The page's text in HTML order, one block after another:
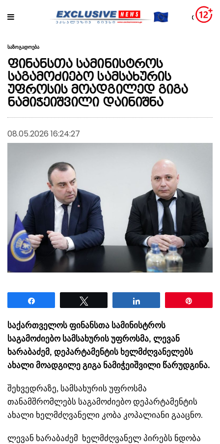
საზოგადოება
ფინანსთა სამინისტროს
საგამოძიებო სამსახურის
უფროსის მოადგილედ გიგა
ნამიჭეიშვილი დაინიშნა
08.05.2026 16:24:27
საქართველოს ფინანსთა სამინისტროს
საგამოძიებო სამსახურის უფროსმა, ლევან
ხარაბაძემ, დეპარტამენტის ხელმძღვანელებს
ახალი მოადგილე გიგა ნამიჭეიშვილი წარუდგინა.
შეხვედრაზე, სამსახურის უფროსმა
თანამშრომლებს საგამოძიებო დეპარტამენტის
ახალი ხელმძღვანელი კობა კოპალიანი გააცნო.
ლევან ხარაბაძემ ხელმძღვანელ პირებს ნდობა